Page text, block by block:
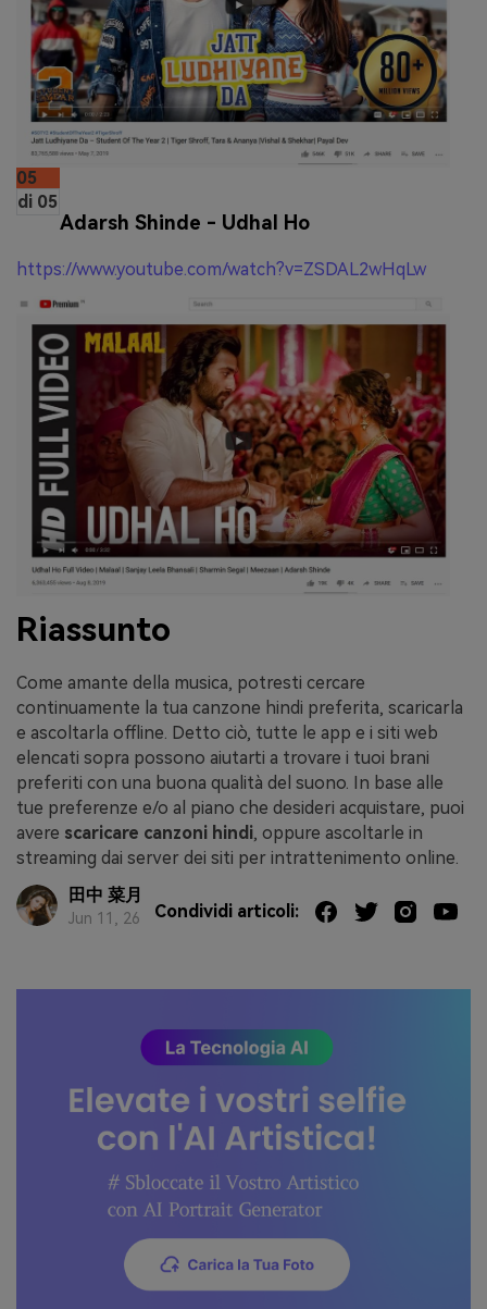
05
di 05
Adarsh Shinde - Udhal Ho
https://www.youtube.com/watch?v=ZSDAL2wHqLw
Riassunto
Come amante della musica, potresti cercare
continuamente la tua canzone hindi preferita, scaricarla
e ascoltarla offline. Detto ciò, tutte le app e i siti web
elencati sopra possono aiutarti a trovare i tuoi brani
preferiti con una buona qualità del suono. In base alle
tue preferenze e/o al piano che desideri acquistare, puoi
avere scaricare canzoni hindi, oppure ascoltarle in
streaming dai server dei siti per intrattenimento online.
田中 菜月
Jun 11, 26 Condividi articoli: